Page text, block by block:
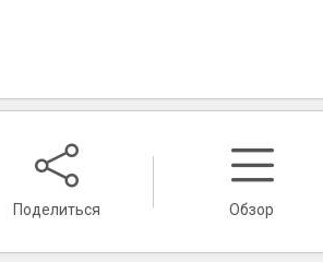
Поделиться Обзор